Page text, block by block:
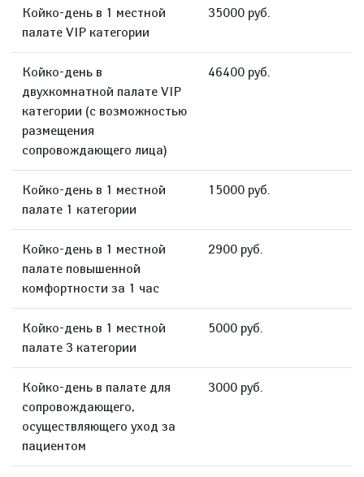
Койко-день в 1 местной
палате VIP категории
35000 руб.
Койко-день в
двухкомнатной палате VIP
категории (с возможностью
размещения
сопровождающего лица)
46400 руб.
Койко-день в 1 местной
палате 1 категории
15000 руб.
Койко-день в 1 местной
палате повышенной
комфортности за 1 час
2900 руб.
Койко-день в 1 местной
палате 3 категории
5000 руб.
Койко-день в палате для
сопровождающего,
осуществляющего уход за
пациентом
3000 руб.